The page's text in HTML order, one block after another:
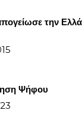
την
Ψήφου